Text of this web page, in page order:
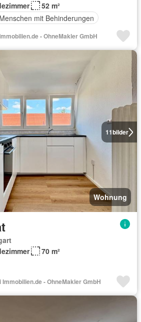
52 m²
mit Behinderungen
- OhneMakler GmbH
11bilder
Wohnung
70 m²
Immobilien.de - OhneMakler GmbH